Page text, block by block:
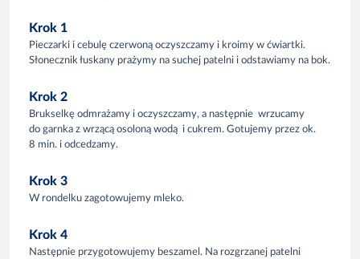
Krok 1
Pieczarki i cebulę czerwoną oczyszczamy i kroimy w ćwiartki.
Słonecznik łuskany prażymy na suchej patelni i odstawiamy na bok.
Krok 2
Brukselkę odmrażamy i oczyszczamy, a następnie wrzucamy
do garnka z wrzącą osoloną wodą i cukrem. Gotujemy przez ok.
8 min. i odcedzamy.
Krok 3
W rondelku zagotowujemy mleko.
Krok 4
Następnie przygotowujemy beszamel. Na rozgrzanej patelni